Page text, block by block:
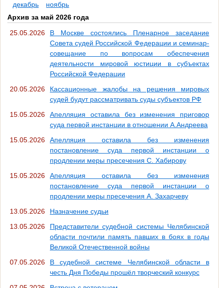
декабрь
ноябрь
Архив за май 2026 года
25.05.2026
В Москве состоялись Пленарное заседание
Совета судей Российской Федерации и семинар-
совещание по вопросам обеспечения
деятельности мировой юстиции в субъектах
Российской Федерации
20.05.2026
Кассационные жалобы на решения мировых
судей будут рассматривать суды субъектов РФ
15.05.2026
Апелляция оставила без изменения приговор
суда первой инстанции в отношении А.Андреева
15.05.2026
Апелляция оставила без изменения
постановление суда первой инстанции о
продлении меры пресечения С. Хабирову
15.05.2026
Апелляция оставила без изменения
постановление суда первой инстанции о
продлении меры пресечения А. Захарчеву
13.05.2026
Назначение судьи
13.05.2026
Представители судебной системы Челябинской
области почтили память павших в боях в годы
Великой Отечественной войны
07.05.2026
В судебной системе Челябинской области в
честь Дня Победы прошёл творческий конкурс